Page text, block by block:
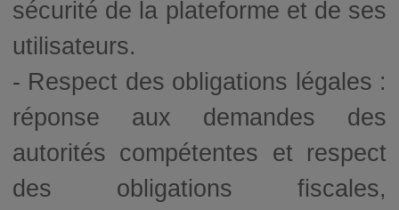
sécurité de la plateforme et de ses
utilisateurs.
- Respect des obligations légales :
réponse aux demandes des
autorités compétentes et respect
des obligations fiscales,